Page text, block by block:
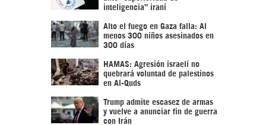
inteligencia” iraní
Alto el fuego en Gaza falla: Al
menos 300 niños asesinados en
300 días
HAMAS: Agresión israelí no
quebrará voluntad de palestinos
en Al-Quds
Trump admite escasez de armas
y vuelve a anunciar fin de guerra
con Irán